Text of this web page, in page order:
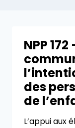
NPP 172
des
de
L’appui aux